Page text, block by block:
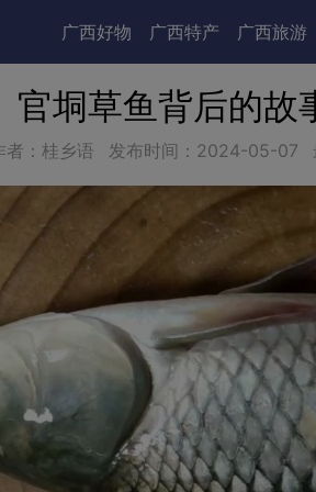
广西好物 广西特产 广西旅游
官垌草鱼背后的故
者：桂乡语 发布时间： 2024-05-07